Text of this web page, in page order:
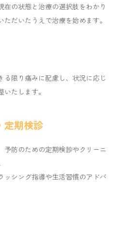
在の状態と治療の選択肢をわかり
だいたうえで治療を始めます。
る限り痛みに配慮し、状況に応じ
たします。
定期検診
予防のための定期検診やクリーニ
ッシング指導や生活習慣のアドバ